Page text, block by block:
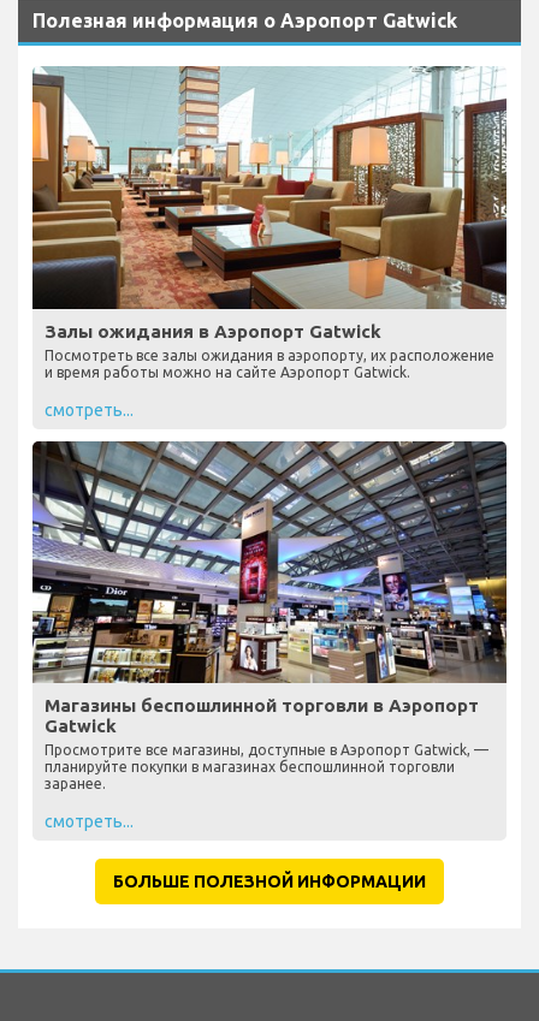
Полезная информация о Аэропорт Gatwick
Залы ожидания в Аэропорт Gatwick
Посмотреть все залы ожидания в аэропорту, их расположение
и время работы можно на сайте Аэропорт Gatwick.
смотреть...
Магазины беспошлинной торговли в Аэропорт
Gatwick
Просмотрите все магазины, доступные в Аэропорт Gatwick, —
планируйте покупки в магазинах беспошлинной торговли
заранее.
смотреть...
БОЛЬШЕ ПОЛЕЗНОЙ ИНФОРМАЦИИ